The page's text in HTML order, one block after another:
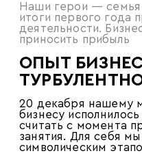
Наши герои —
итоги первого года
деятельности.
приносить прибыль
ОПЫТ
20 декабря нашему
бизнесу
считать с момента
занятия. Для себя
символическим